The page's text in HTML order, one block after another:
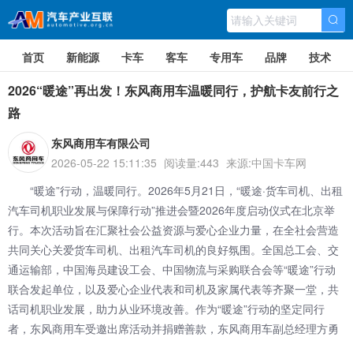
首页 新能源 卡车 客车 专用车 品牌 技术
2026“暖途”再出发！东风商用车温暖同行，护航卡友前行之
路
东风商用车有限公司
2026-05-22 15:11:35 阅读量:443 来源:中国卡车网
“暖途”行动，温暖同行。2026年5月21日，“暖途·货车司机、出租
汽车司机职业发展与保障行动”推进会暨2026年度启动仪式在北京举
行。本次活动旨在汇聚社会公益资源与爱心企业力量，在全社会营造
共同关心关爱货车司机、出租汽车司机的良好氛围。全国总工会、交
通运输部，中国海员建设工会、中国物流与采购联合会等“暖途”行动
联合发起单位，以及爱心企业代表和司机及家属代表等齐聚一堂，共
话司机职业发展，助力从业环境改善。作为“暖途”行动的坚定同行
者，东风商用车受邀出席活动并捐赠善款，东风商用车副总经理方勇